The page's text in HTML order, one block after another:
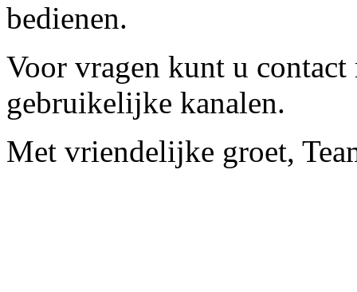
bedienen.
Voor vragen kunt u contact
gebruikelijke kanalen.
Met vriendelijke groet,